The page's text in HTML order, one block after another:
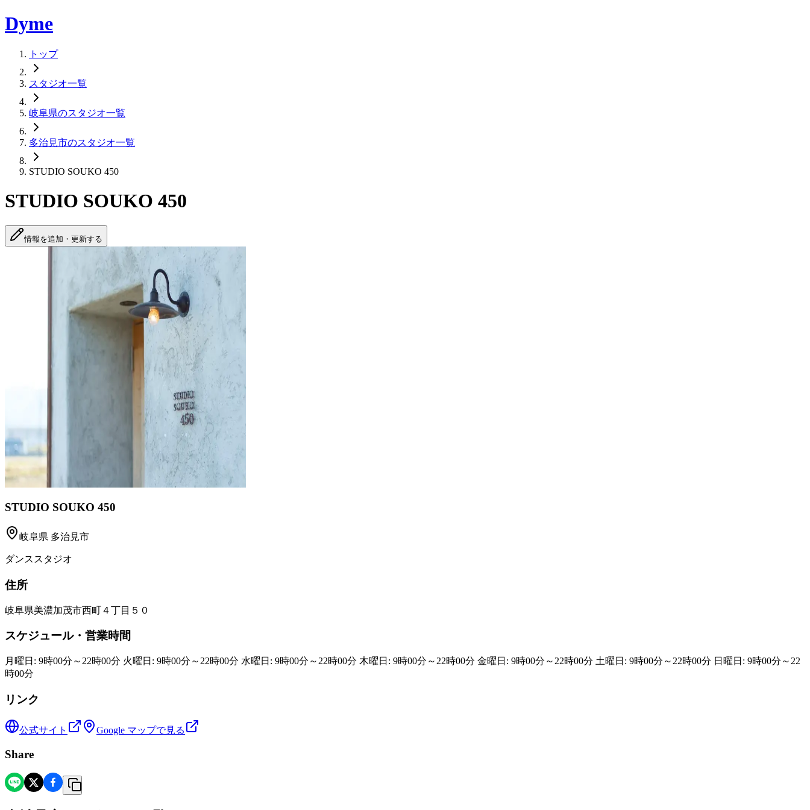
Dyme
トップ
スタジオ一覧
岐阜県のスタジオ一覧
多治見市のスタジオ一覧
STUDIO SOUKO 450
STUDIO SOUKO 450
情報を追加・更新する
STUDIO SOUKO 450
岐阜県 多治見市
ダンススタジオ
住所
岐阜県美濃加茂市西町４丁目５０
スケジュール・営業時間
月曜日: 9時00分～22時00分 火曜日: 9時00分～22時00分 水曜日: 9時00分～22時00分 木曜日: 9時00分～22時00分 金曜日: 9時00分～22時00分 土曜日: 9時00分～22時00分 日曜日: 9時00分～22
時00分
リンク
公式サイト Google マップで見る
Share